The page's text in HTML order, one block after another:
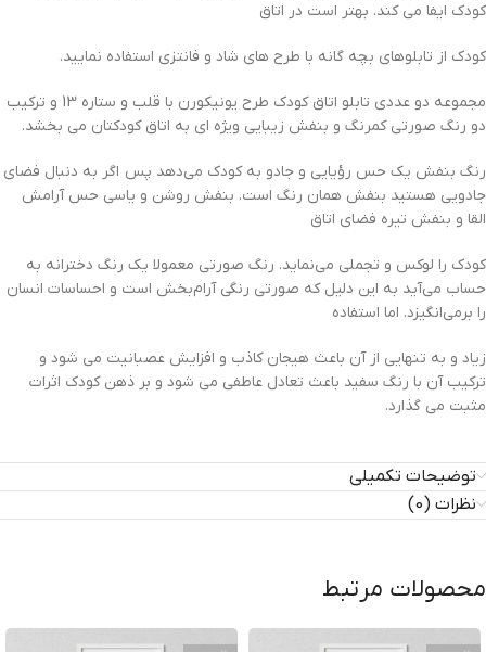
کودک ایفا می کند. بهتر است در اتاق
کودک از تابلوهای بچه گانه با طرح های شاد و فانتزی استفاده نمایید.
مجموعه دو عددی تابلو اتاق کودک طرح یونیکورن با قلب و ستاره 13 و ترکیب
دو رنگ صورتی کمرنگ و بنفش زیبایی ویژه ای به اتاق کودکتان می بخشد.
رنگ بنفش یک حس رؤیایی و جادو به کودک می‌دهد پس اگر به دنبال فضای
جادویی هستید بنفش همان رنگ است. بنفش روشن و یاسی حس آرامش
القا و بنفش تیره فضای اتاق
کودک را لوکس و تجملی می‌نماید. رنگ صورتی معمولا یک رنگ دخترانه به
حساب می‌آید به این دلیل که صورتی رنگی آرام‌بخش است و احساسات انسان
را برمی‌انگیزد. اما استفاده
زیاد و به تنهایی از آن باعث هیجان کاذب و افزایش عصبانیت می شود و
ترکیب آن با رنگ سفید باعث تعادل عاطفی می شود و بر ذهن کودک اثرات
مثبت می گذارد.
توضیحات تکمیلی
نظرات (0)
محصولات مرتبط